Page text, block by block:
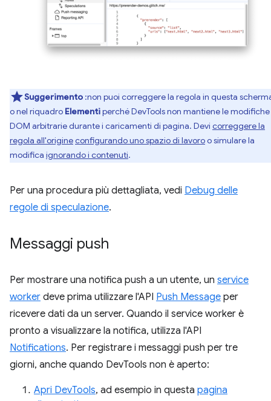
Suggerimento :non puoi correggere la regola in questa
o nel riquadro Elementiperché DevTools non mantiene le modifiche
DOM arbitrarie durante i caricamenti di pagina. Devi correggere la
regola all'origineconfigurando uno spazio di lavoroo simulare la
modifica ignorando i contenuti.
Per una procedura più dettagliata, vedi Debug delle
regole di speculazione.
Messaggi push
Per mostrare una notifica push a un utente, un service
worker deve prima utilizzare l'API Push Message per
ricevere dati da un server. Quando il service worker è
pronto a visualizzare la notifica, utilizza l'API
Notifications. Per registrare i messaggi push per tre
giorni, anche quando DevTools non è aperto:
Apri DevTools, ad esempio in questa pagina